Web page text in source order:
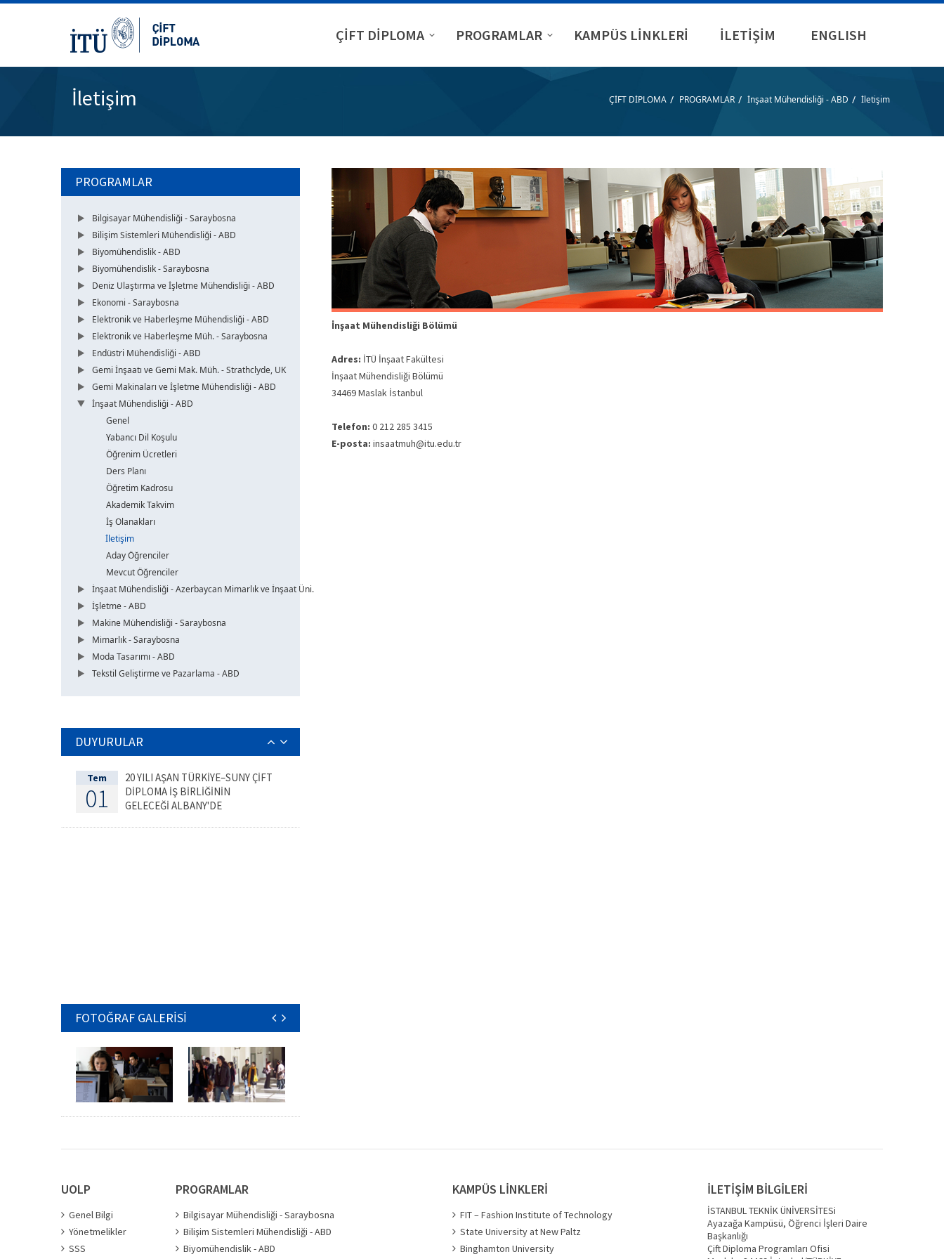
ENGLISH
ÇİFT DİPLOMA PROGRAMLAR KAMPÜS LİNKLERİ İLETİŞİM
İletişim ÇİFT DİPLOMA / PROGRAMLAR / İnşaat Mühendisliği - ABD / İletişim
PROGRAMLAR
Bilgisayar Mühendisliği - Saraybosna
Bilişim Sistemleri Mühendisliği - ABD
Biyomühendislik - ABD
Biyomühendislik - Saraybosna
Deniz Ulaştırma ve İşletme Mühendisliği - ABD
Ekonomi - Saraybosna
Elektronik ve Haberleşme Mühendisliği - ABD
Elektronik ve Haberleşme Müh. - Saraybosna
Endüstri Mühendisliği - ABD
Gemi İnşaatı ve Gemi Mak. Müh. - Strathclyde, UK
Gemi Makinaları ve İşletme Mühendisliği - ABD
İnşaat Mühendisliği - ABD
Genel
Yabancı Dil Koşulu
Öğrenim Ücretleri
Ders Planı
Öğretim Kadrosu
Akademik Takvim
İş Olanakları
İletişim
Aday Öğrenciler
Mevcut Öğrenciler
İnşaat Mühendisliği - Azerbaycan Mimarlık ve İnşaat Üni.
İşletme - ABD
Makine Mühendisliği - Saraybosna
Mimarlık - Saraybosna
Moda Tasarımı - ABD
Tekstil Geliştirme ve Pazarlama - ABD
DUYURULAR
Tem
01
20 YILI AŞAN TÜRKİYE–SUNY ÇİFT
DİPLOMA İŞ BİRLİĞİNİN
GELECEĞİ ALBANY'DE
FOTOĞRAF GALERİSİ
İnşaat Mühendisliği Bölümü
Adres: İTÜ İnşaat Fakültesi
İnşaat Mühendisliği Bölümü
34469 Maslak İstanbul
Telefon: 0 212 285 3415
E-posta: insaatmuh@itu.edu.tr
UOLP
Genel Bilgi
Yönetmelikler
SSS
PROGRAMLAR
Bilgisayar Mühendisliği - Saraybosna
Bilişim Sistemleri Mühendisliği - ABD
Biyomühendislik - ABD
KAMPÜS LİNKLERİ
FIT – Fashion Institute of Technology
State University at New Paltz
Binghamton University
İLETİŞİM BİLGİLERİ
İSTANBUL TEKNİK ÜNİVERSİTESi
Ayazağa Kampüsü, Öğrenci İşleri Daire
Başkanlığı
Çift Diploma Programları Ofisi